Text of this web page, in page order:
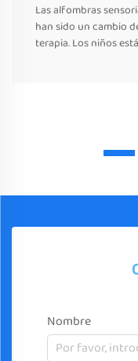
Las alfombras
han sido un cambio
terapia. Los niños
Nombre